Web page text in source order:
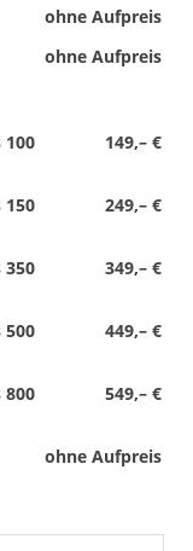
ohne Aufpreis
ohne Aufpreis
149,– €
249,– €
349,– €
449,– €
549,– €
ohne Aufpreis